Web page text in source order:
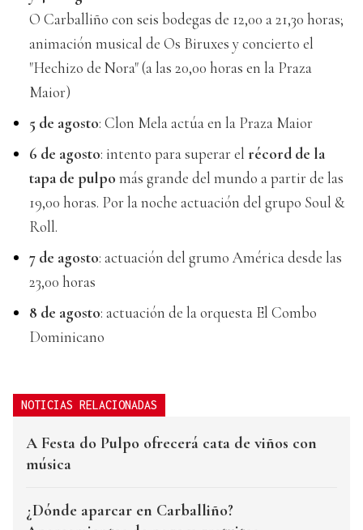
O Carballiño con seis bodegas de 12,00 a 21,30 horas;
animación musical de Os Biruxes y concierto el
"Hechizo de Nora" (a las 20,00 horas en la Praza
Maior)
5 de agosto: Clon Mela actúa en la Praza Maior
6 de agosto: intento para superar el récord de la
tapa de pulpo más grande del mundo a partir de las
19,00 horas. Por la noche actuación del grupo Soul &
Roll.
7 de agosto: actuación del grumo América desde las
23,00 horas
8 de agosto: actuación de la orquesta El Combo
Dominicano
NOTICIAS RELACIONADAS
A Festa do Pulpo ofrecerá cata de viños con
música
¿Dónde aparcar en Carballiño?